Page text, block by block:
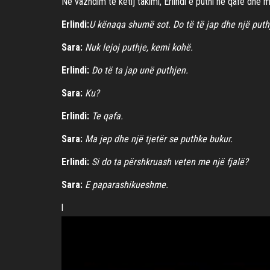
Erlindi:U kënaqa shumë sot. Do të të jap dhe një
Sara: Nuk lejoj puthje, kemi kohë.
Erlindi: Do të ta jap unë puthjen.
Sara: Ku?
Erlindi: Te qafa.
Sara: Ma jep dhe një tjetër se puthke bukur.
Erlindi: Si do ta përshkruash veten me një fjalë?
Sara: E paparashikueshme.
l